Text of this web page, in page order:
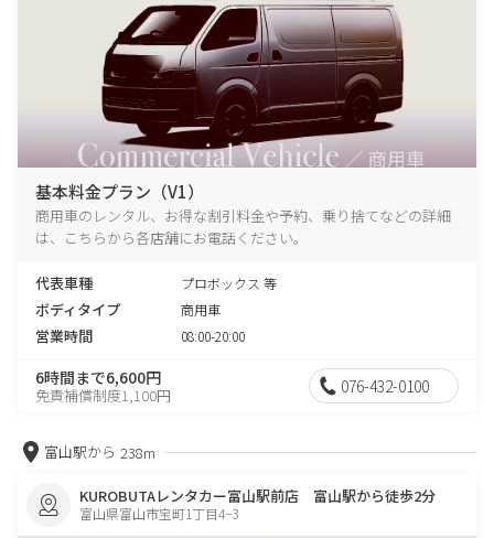
基本料金プラン（V1）
商用車のレンタル、お得な割引料金や予約、乗り捨てなどの詳細
は、こちらから各店舗にお電話ください。
代表車種 プロボックス 等
ボディタイプ 商用車
営業時間 08:00-20:00
6時間まで6,600円
免責補償制度1,100円 076-432-0100
富山駅から 238m
KUROBUTAレンタカー富山駅前店 富山駅から徒歩2分
富山県富山市宝町1丁目4−3